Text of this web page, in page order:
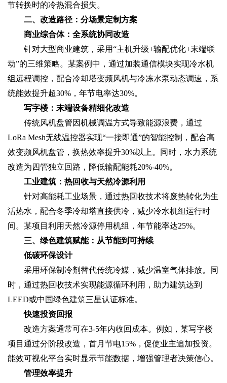
节转换时的冷热混合损失。
二、改造路径：分场景定制方案
商业综合体：全系统协同改造
针对大型商业建筑，采用“主机升级+输配优化+末端联
动”的三维策略。某案例中，通过加装通信模块实现冷水机
组远程调控，配合冷却塔变频风机与冷冻水泵动态调速，系
统能效提升超30%，年节电率达30%。
写字楼：末端设备精细化改造
传统风机盘管因机械调温方式导致能源浪费，通过
LoRa Mesh无线温控器实现“一接即通”的智能控制，配合高
效变频风机盘管，换热效率提升30%以上。同时，水力系统
改造为四管独立回路，降低输配能耗20%-40%。
工业建筑：热回收与天然冷源利用
针对高能耗工业场景，通过热回收技术将废热转化为生
活热水，配合冬季冷却塔直接供冷，减少冷水机组运行时
间。某项目利用天然冷源停用机组，年节能率达25%。
三、绿色建筑赋能：从节能到可持续
低碳环保设计
采用环保制冷剂替代传统冷媒，减少温室气体排放。同
时，通过热回收技术实现能源循环利用，助力建筑达到
LEED或中国绿色建筑三星认证标准。
快速投资回报
改造方案通常可在3-5年内收回成本。例如，某写字楼
项目通过分阶段改造，首月节电15%，促使业主追加投资。
能效可视化平台实时显示节能数据，增强管理者决策信心。
管理效率提升